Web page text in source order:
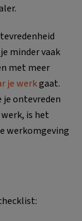
minder vaak
met meer
je werkgaat.
je ontevreden
is het
werkomgeving